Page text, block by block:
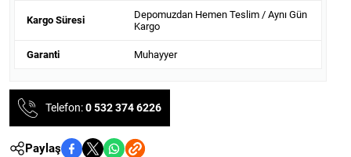
Kargo Süresi
Depomuzdan Hemen Teslim / Aynı Gün
Kargo
Garanti Muhayyer
Telefon:0 532 374 6226
Paylaş